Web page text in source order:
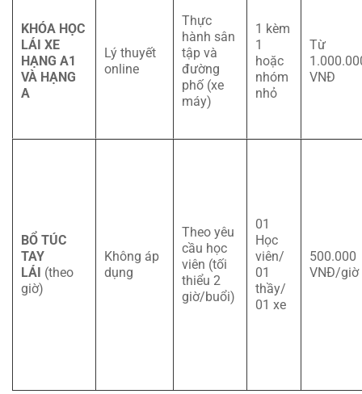
KHÓA HỌC
LÁI XE
HẠNG A1
VÀ HẠNG
A
Lý thuyết
online
Thực
hành sân
tập và
đường
phố (xe
máy)
1 kèm
1
hoặc
nhóm
nhỏ
Từ
VNĐ
BỔ TÚC
TAY
LÁI (theo
giờ)
Không áp
dụng
Theo yêu
cầu học
viên (tối
thiểu 2
giờ/buổi)
01
Học
viên/
01
thầy/
01 xe
500.000
VNĐ/giờ